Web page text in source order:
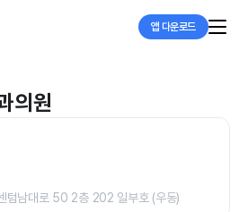
앱 다운로드
의원
텀남대로 50 2층 202 일부호 (우동)